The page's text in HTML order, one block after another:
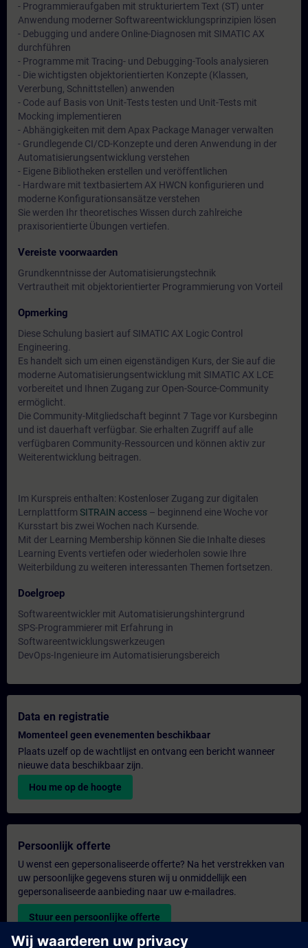
- Programmieraufgaben mit strukturiertem Text (ST) unter
Anwendung moderner Softwareentwicklungsprinzipien lösen
- Debugging und andere Online-Diagnosen mit SIMATIC AX
durchführen
- Programme mit Tracing- und Debugging-Tools analysieren
- Die wichtigsten objektorientierten Konzepte (Klassen,
Vererbung, Schnittstellen) anwenden
- Code auf Basis von Unit-Tests testen und Unit-Tests mit
Mocking implementieren
- Abhängigkeiten mit dem Apax Package Manager verwalten
- Grundlegende CI/CD-Konzepte und deren Anwendung in der
Automatisierungsentwicklung verstehen
- Eigene Bibliotheken erstellen und veröffentlichen
- Hardware mit textbasiertem AX HWCN konfigurieren und
moderne Konfigurationsansätze verstehen
Sie werden Ihr theoretisches Wissen durch zahlreiche
praxisorientierte Übungen vertiefen.
Vereiste voorwaarden
Grundkenntnisse der Automatisierungstechnik
Vertrautheit mit objektorientierter Programmierung von Vorteil
Opmerking
Diese Schulung basiert auf SIMATIC AX Logic Control
Engineering.
Es handelt sich um einen eigenständigen Kurs, der Sie auf die
moderne Automatisierungsentwicklung mit SIMATIC AX LCE
vorbereitet und Ihnen Zugang zur Open-Source-Community
ermöglicht.
Die Community-Mitgliedschaft beginnt 7 Tage vor Kursbeginn
und ist dauerhaft verfügbar. Sie erhalten Zugriff auf alle
verfügbaren Community-Ressourcen und können aktiv zur
Weiterentwicklung beitragen.
Im Kurspreis enthalten: Kostenloser Zugang zur digitalen
Lernplattform SITRAIN access – beginnend eine Woche vor
Kursstart bis zwei Wochen nach Kursende.
Mit der Learning Membership können Sie die Inhalte dieses
Learning Events vertiefen oder wiederholen sowie Ihre
Weiterbildung zu weiteren interessanten Themen fortsetzen.
Doelgroep
Softwareentwickler mit Automatisierungshintergrund
SPS-Programmierer mit Erfahrung in
Softwareentwicklungswerkzeugen
DevOps-Ingenieure im Automatisierungsbereich
Data en registratie
Momenteel geen evenementen beschikbaar
Plaats uzelf op de wachtlijst en ontvang een bericht wanneer
nieuwe data beschikbaar zijn.
Hou me op de hoogte
Persoonlijk offerte
U wenst een gepersonaliseerde offerte? Na het verstrekken van
uw persoonlijke gegevens sturen wij u onmiddellijk een
gepersonaliseerde aanbieding naar uw e-mailadres.
Stuur een persoonlijke offerte